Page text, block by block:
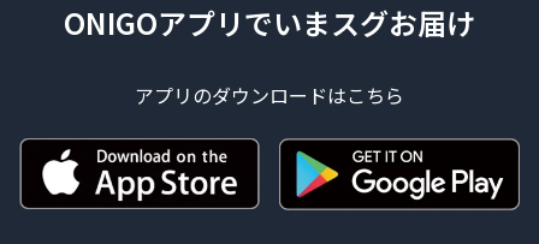
ONIGOアプリでいまスグお届け
アプリのダウンロードはこちら